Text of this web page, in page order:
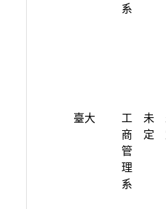
系
臺大
工
商
管
理
系
未
定